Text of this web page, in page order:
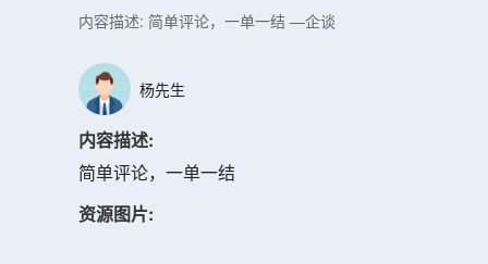
内容描述: 简单评论，一单一结 —企谈
杨先生
内容描述:
简单评论，一单一结
资源图片: